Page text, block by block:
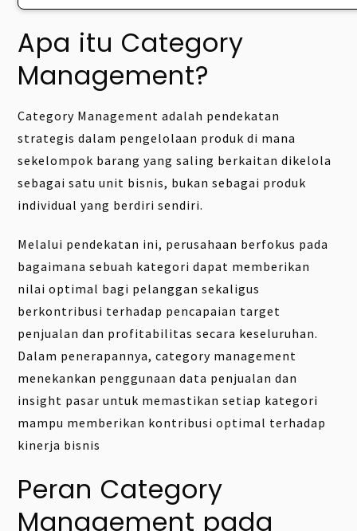
Apa itu Category
Management?
Category Management adalah pendekatan
strategis dalam pengelolaan produk di mana
sekelompok barang yang saling berkaitan dikelola
sebagai satu unit bisnis, bukan sebagai produk
individual yang berdiri sendiri.
Melalui pendekatan ini, perusahaan berfokus pada
bagaimana sebuah kategori dapat memberikan
nilai optimal bagi pelanggan sekaligus
berkontribusi terhadap pencapaian target
penjualan dan profitabilitas secara keseluruhan.
Dalam penerapannya, category management
menekankan penggunaan data penjualan dan
insight pasar untuk memastikan setiap kategori
mampu memberikan kontribusi optimal terhadap
kinerja bisnis
Peran Category
Management pada